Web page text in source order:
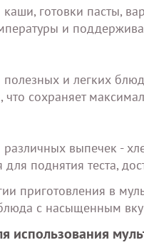
готовки пасты,
и
и легких
что сохраняет
выпечек -
поднятия теста,
приготовления в
с насыщенным
использования